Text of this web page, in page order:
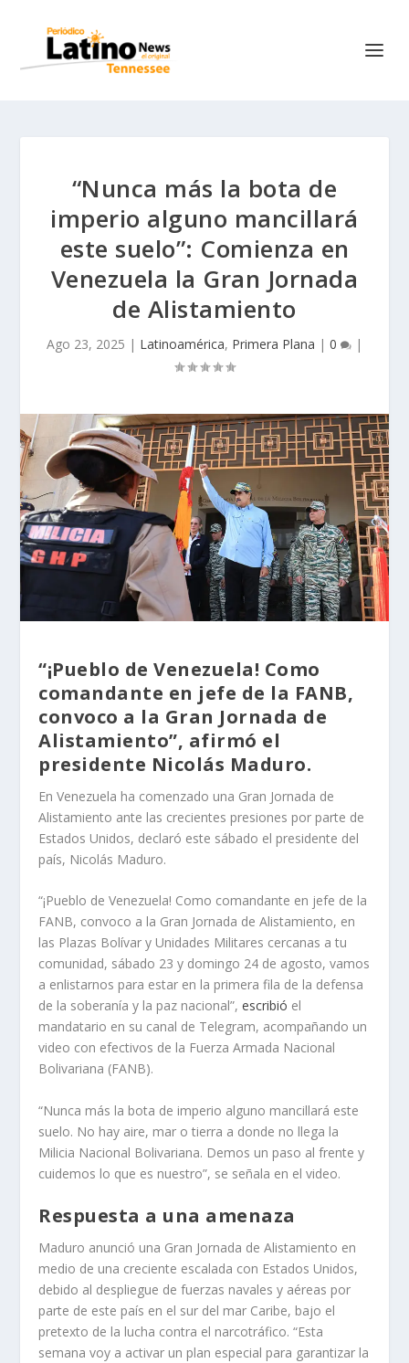
“Nunca más la bota de
imperio alguno mancillará
este suelo”: Comienza en
Venezuela la Gran Jornada
de Alistamiento
Ago 23, 2025 | Latinoamérica, Primera Plana | 0 |
“¡Pueblo de Venezuela! Como
comandante en jefe de la FANB,
convoco a la Gran Jornada de
Alistamiento”, afirmó el
presidente Nicolás Maduro.
En Venezuela ha comenzado una Gran Jornada de
Alistamiento ante las crecientes presiones por parte de
Estados Unidos, declaró este sábado el presidente del
país, Nicolás Maduro.
“¡Pueblo de Venezuela! Como comandante en jefe de la
FANB, convoco a la Gran Jornada de Alistamiento, en
las Plazas Bolívar y Unidades Militares cercanas a tu
comunidad, sábado 23 y domingo 24 de agosto, vamos
a enlistarnos para estar en la primera fila de la defensa
de la soberanía y la paz nacional”,escribió el
mandatario en su canal de Telegram, acompañando un
video con efectivos de la Fuerza Armada Nacional
Bolivariana (FANB).
“Nunca más la bota de imperio alguno mancillará este
suelo. No hay aire, mar o tierra a donde no llega la
Milicia Nacional Bolivariana. Demos un paso al frente y
cuidemos lo que es nuestro”, se señala en el video.
Respuesta a una amenaza
Maduro anunció una Gran Jornada de Alistamiento en
medio de una creciente escalada con Estados Unidos,
debido al despliegue de fuerzas navales y aéreas por
parte de este país en el sur del mar Caribe, bajo el
pretexto de la lucha contra el narcotráfico. “Esta
semana voy a activar un plan especial para garantizar la